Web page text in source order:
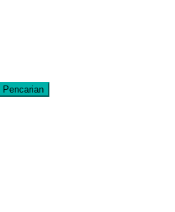
Pencarian